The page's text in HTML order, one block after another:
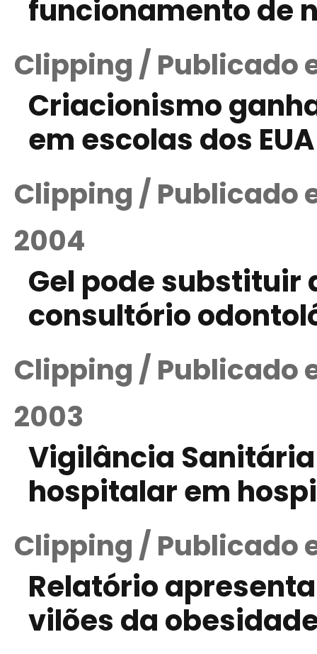
funcionamento de
Clipping / Publicado
Criacionismo
em escolas dos EUA
Clipping / Publicado
2004
Gel pode
consultório
Clipping / Publicado
2003
Vigilância
hospitalar em
Clipping / Publicado
Relatório
vilões da